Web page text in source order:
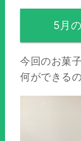
5月
今回のお菓
何ができる